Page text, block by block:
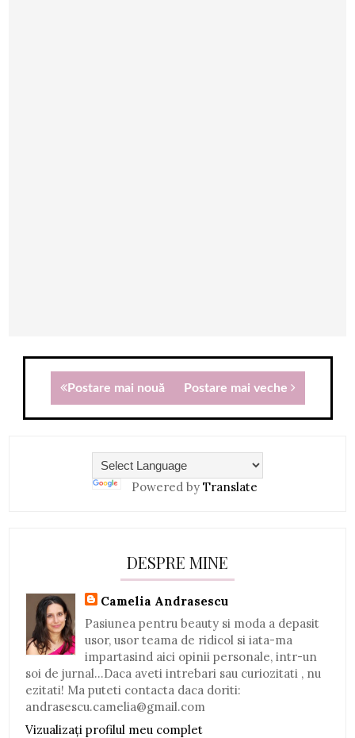
Postare mai nouă Postare mai veche
Powered by Translate
DESPRE MINE
Camelia Andrasescu
Pasiunea pentru beauty si moda a depasit
usor, usor teama de ridicol si iata-ma
impartasind aici opinii personale, intr-un
soi de jurnal...Daca aveti intrebari sau curiozitati , nu
ezitati! Ma puteti contacta daca doriti:
andrasescu.camelia@gmail.com
Vizualizați profilul meu complet